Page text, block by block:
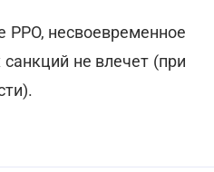
РРО, несвоевременное
не влечет (при